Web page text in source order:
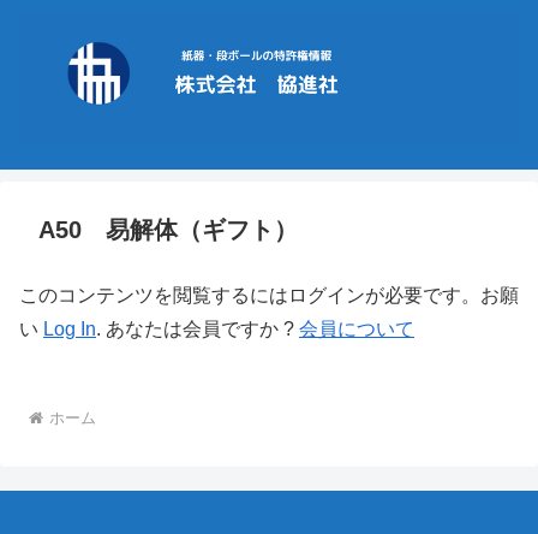
A50 易解体（ギフト）
このコンテンツを閲覧するにはログインが必要です。お願
い Log In. あなたは会員ですか ? 会員について
ホーム